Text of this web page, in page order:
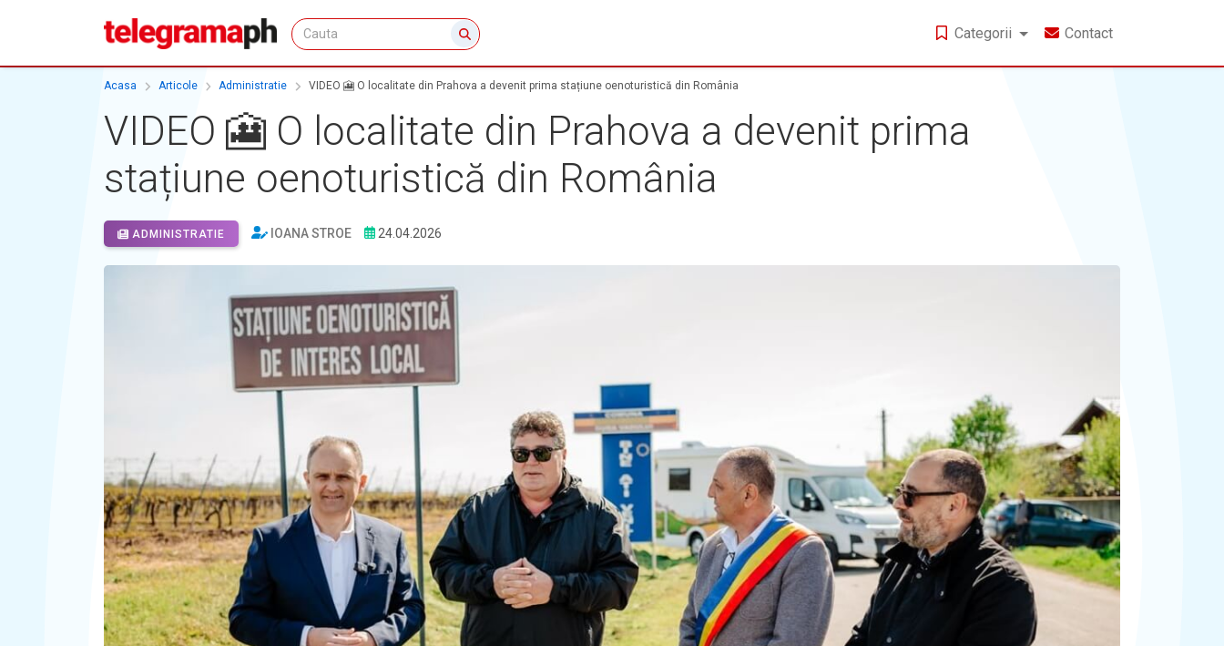
Categorii Contact
Acasa Articole Administratie VIDEO 🎦 O localitate din Prahova a devenit prima stațiune oenoturistică din România
VIDEO 🎦 O localitate din Prahova a devenit prima
stațiune oenoturistică din România
ADMINISTRATIE IOANA STROE 24.04.2026